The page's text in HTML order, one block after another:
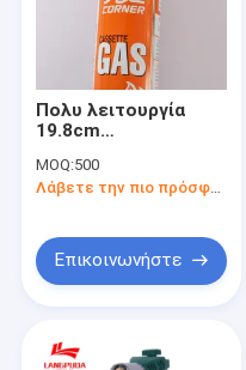
Πολυ λειτουργία
19.8cm
φανός βουτανίου
MOQ:500
Λάβετε την πιο πρόσφατη τιμή
Επικοινωνήστε